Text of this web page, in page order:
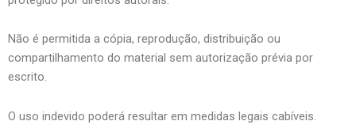
Não é permitida a cópia, reprodução, distribuição ou
compartilhamento do material sem autorização prévia por
escrito.
O uso indevido poderá resultar em medidas legais cabíveis.